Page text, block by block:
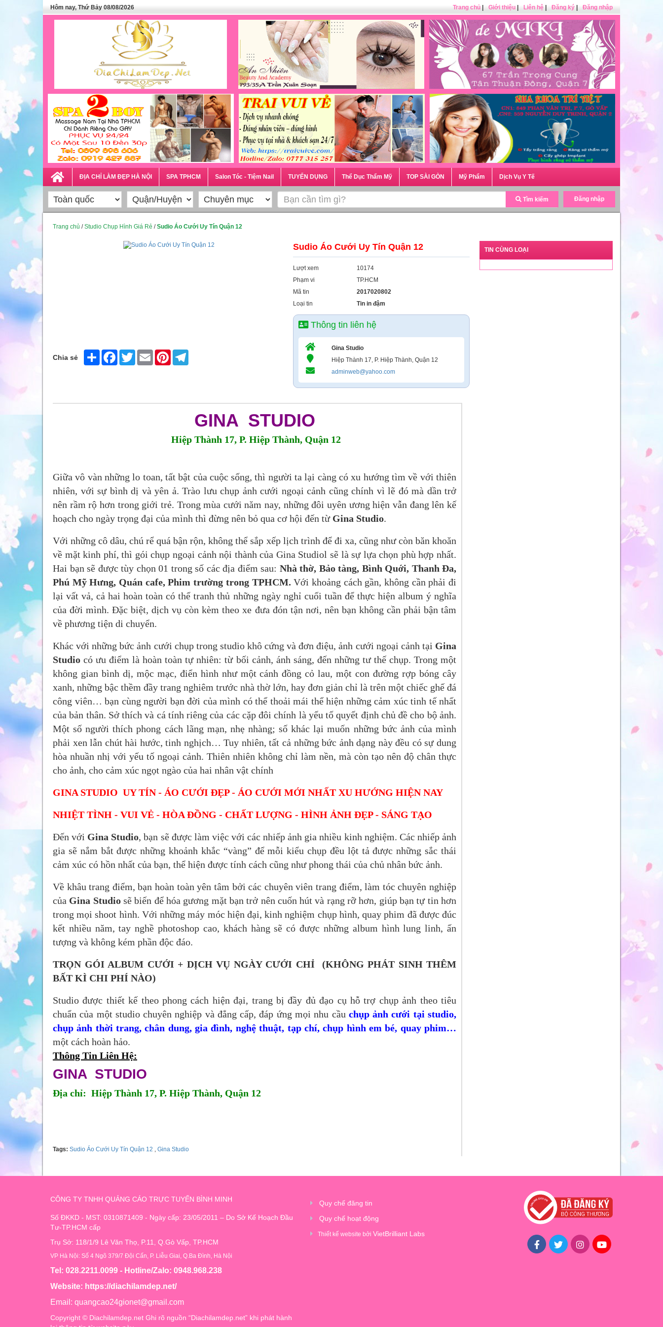
Hôm nay, Thứ Bảy 08/08/2026 Trang chủ Giới thiệu Liên hệ Đăng ký Đăng nhập
ĐỊA CHỈ LÀM ĐẸP HÀ NỘI SPA TPHCM Salon Tóc - Tiệm Nail TUYỂN DỤNG Thể Dục Thẩm Mỹ TOP SÀI GÒN Mỹ Phẩm Dịch Vụ Y Tế
Tìm kiếm Đăng nhập
Trang chủ /Studio Chụp Hình Giá Rẻ /Sudio Áo Cưới Uy Tín Quận 12
Chia sẻ Share FacebookTwitter Email Pinterest
Sudio Áo Cưới Uy Tín Quận 12
Lượt xem
10174
Phạm vi
TP.HCM
Mã tin
2017020802
Loại tin
Tin in đậm
Thông tin liên hệ
Gina Studio
Hiệp Thành 17, P. Hiệp Thành, Quận 12
adminweb@yahoo.com
GINA STUDIO
Hiệp Thành 17, P. Hiệp Thành, Quận 12
Giữa vô vàn những lo toan, tất bật của cuộc sống, thì người ta lại càng có xu hướng tìm về với thiên
nhiên, với sự bình dị và yên ả. Trào lưu chụp ảnh cưới ngoại cảnh cũng chính vì lẽ đó mà dần trở
nên rầm rộ hơn trong giới trẻ. Trong mùa cưới năm nay, những đôi uyên ương hiện vẫn đang lên kế
hoạch cho ngày trọng đại của mình thì đừng nên bỏ qua cơ hội đến từ Gina Studio.
Với những cô dâu, chú rể quá bận rộn, không thể sắp xếp lịch trình để đi xa, cũng như còn băn khoăn
về mặt kinh phí, thì gói chụp ngoại cảnh nội thành của Gina Studiol sẽ là sự lựa chọn phù hợp nhất.
Hai bạn sẽ được tùy chọn 01 trong số các địa điểm sau: Nhà thờ, Bảo tàng, Bình Quới, Thanh Đa,
Phú Mỹ Hưng, Quán cafe, Phim trường trong TPHCM.Với khoảng cách gần, không cần phải đi
lại vất vả, cả hai hoàn toàn có thể tranh thủ những ngày nghỉ cuối tuần để thực hiện album ý nghĩa
của đời mình. Đặc biệt, dịch vụ còn kèm theo xe đưa đón tận nơi, nên bạn không cần phải bận tâm
về phương tiện di chuyển.
Khác với những bức ảnh cưới chụp trong studio khô cứng và đơn điệu, ảnh cưới ngoại cảnh tại Gina
Studio có ưu điểm là hoàn toàn tự nhiên: từ bối cảnh, ánh sáng, đến những tư thế chụp. Trong một
không gian bình dị, mộc mạc, điển hình như một cánh đồng cỏ lau, một con đường rợp bóng cây
xanh, những bậc thềm đầy trang nghiêm trước nhà thờ lớn, hay đơn giản chỉ là trên một chiếc ghế đá
công viên… bạn cùng người bạn đời của mình có thể thoải mái thể hiện những cảm xúc tinh tế nhất
của bản thân. Sở thích và cá tính riêng của các cặp đôi chính là yếu tố quyết định chủ đề cho bộ ảnh.
Một số người thích phong cách lãng mạn, nhẹ nhàng; số khác lại muốn những bức ảnh của mình
phải xen lẫn chút hài hước, tinh nghịch… Tuy nhiên, tất cả những bức ảnh dạng này đều có sự dung
hòa nhuần nhị với yếu tố ngoại cảnh. Thiên nhiên không chỉ làm nền, mà còn tạo nên độ chân thực
cho ảnh, cho cảm xúc ngọt ngào của hai nhân vật chính
GINA STUDIO UY TÍN - ÁO CƯỚI ĐẸP - ÁO CƯỚI MỚI NHẤT XU HƯỚNG HIỆN NAY
NHIỆT TÌNH - VUI VẺ - HÒA ĐỒNG - CHẤT LƯỢNG - HÌNH ẢNH ĐẸP - SÁNG TẠO
Đến với Gina Studio, bạn sẽ được làm việc với các nhiếp ảnh gia nhiều kinh nghiệm. Các nhiếp ảnh
gia sẽ nắm bắt được những khoảnh khắc “vàng” để mỗi kiểu chụp đều lột tả được những sắc thái
cảm xúc có hồn nhất của bạn, thể hiện được tính cách cũng như phong thái của chủ nhân bức ảnh.
Về khâu trang điểm, bạn hoàn toàn yên tâm bởi các chuyên viên trang điểm, làm tóc chuyên nghiệp
của Gina Studiosẽ biến để hóa gương mặt bạn trở nên cuốn hút và rạng rỡ hơn, giúp bạn tự tin hơn
trong mọi shoot hình. Với những máy móc hiện đại, kinh nghiệm chụp hình, quay phim đã được đúc
kết nhiều năm, tay nghề photoshop cao, khách hàng sẽ có được những album hình lung linh, ấn
tượng và không kém phần độc đáo.
TRỌN GÓI ALBUM CƯỚI + DỊCH VỤ NGÀY CƯỚI CHỈ (KHÔNG PHÁT SINH THÊM
BẤT KÌ CHI PHÍ NÀO)
Studio được thiết kế theo phong cách hiện đại, trang bị đầy đủ đạo cụ hỗ trợ chụp ảnh theo tiêu
chuẩn của một studio chuyên nghiệp và đẳng cấp, đáp ứng mọi nhu cầu chụp ảnh cưới tại studio,
chụp ảnh thời trang, chân dung, gia đình, nghệ thuật, tạp chí, chụp hình em bé, quay phim…
một cách hoàn hảo.
Thông Tin Liên Hệ:
GINA STUDIO
Địa chỉ: Hiệp Thành 17, P. Hiệp Thành, Quận 12
Tags: Sudio Áo Cưới Uy Tín Quận 12 , Gina Studio
TIN CÙNG LOẠI
CÔNG TY TNHH QUẢNG CÁO TRỰC TUYẾN BÌNH MINH
Số ĐKKD - MST: 0310871409 - Ngày cấp: 23/05/2011 – Do Sở Kế Hoạch Đầu
Tư-TP.HCM cấp
Trụ Sở: 118/1/9 Lê Văn Thọ, P.11, Q.Gò Vấp, TP.HCM
VP Hà Nội: Số 4 Ngõ 379/7 Đội Cấn, P. Liễu Giai, Q.Ba Đình, Hà Nội
Tel: 028.2211.0099 - Hotline/Zalo: 0948.968.238
Website: https://diachilamdep.net/
Email: quangcao24gionet@gmail.com
Copyright © Diachilamdep.net Ghi rõ nguồn “Diachilamdep.net” khi phát hành
Quy chế đăng tin
Quy chế hoạt động
Thiết kế website bởi VietBrilliant Labs